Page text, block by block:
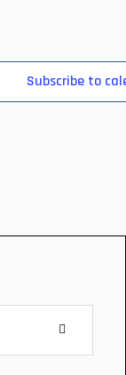
Subscribe to